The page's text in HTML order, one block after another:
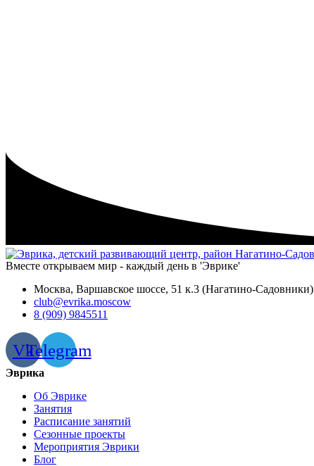
Вместе открываем мир - каждый день в 'Эврике'
Москва, Варшавское шоссе, 51 к.3 (Нагатино-Садовники)
club@evrika.moscow
8 (909) 9845511
VkTelegram
Эврика
Об Эврике
Занятия
Расписание занятий
Сезонные проекты
Мероприятия Эврики
Блог